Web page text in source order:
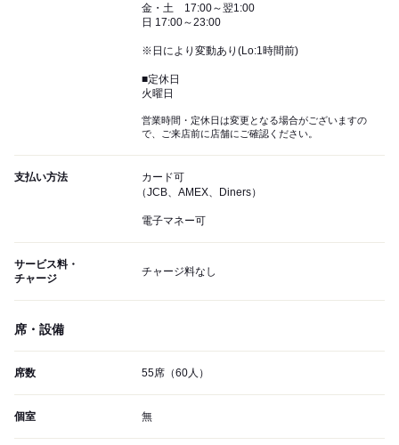
金・土 17:00～翌1:00
日 17:00～23:00
※日により変動あり(Lo:1時間前)
■定休日
火曜日
営業時間・定休日は変更となる場合がございますの
で、ご来店前に店舗にご確認ください。
支払い方法
カード可
（JCB、AMEX、Diners）
電子マネー可
サービス料・
チャージ
チャージ料なし
席・設備
席数 55席（60人）
個室 無